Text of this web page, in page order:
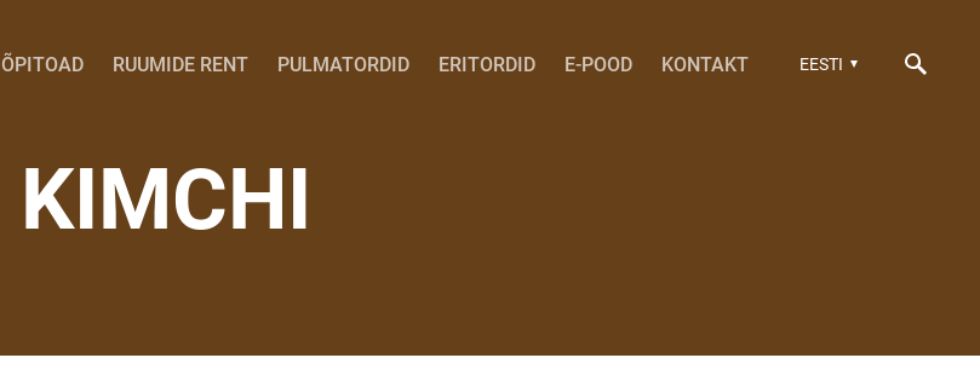
ÕPITOAD RUUMIDE RENT PULMATORDID ERITORDID E-POOD KONTAKT EESTI
KIMCHI